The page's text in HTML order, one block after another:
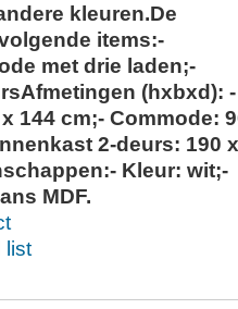
kleuren.De
items:-
met drie laden;-
(hxbxd): -
144 cm;- Commode:
2-deurs: 190 x
Kleur: wit;-
MDF.
list